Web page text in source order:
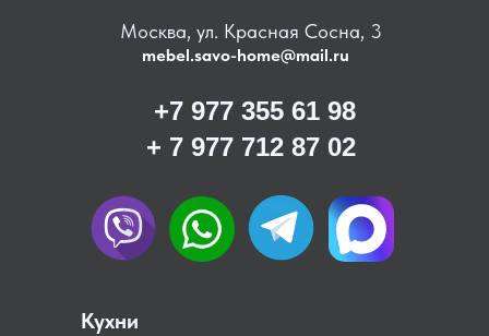
+ 7 977 712 87 02
Москва, ул. Красная Сосна, 3
+7 977 355 61 98
Кухни
mebel.savo-home@mail.ru